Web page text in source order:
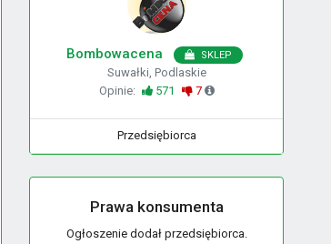
Bombowacena SKLEP
Suwałki, Podlaskie
Opinie:
571 7
Przedsiębiorca
Prawa konsumenta
Ogłoszenie dodał przedsiębiorca.